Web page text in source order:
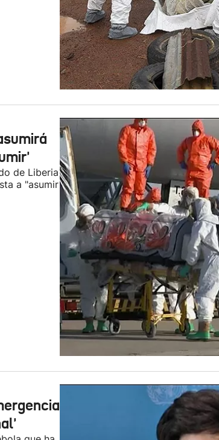
de Liberia
a "asumir